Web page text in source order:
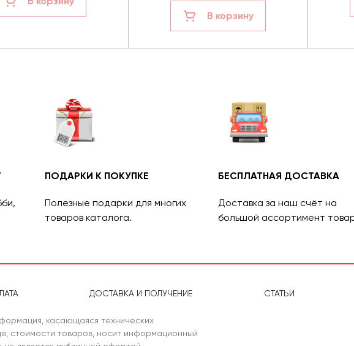
В корзину
ПОДАРКИ К ПОКУПКЕ
Полезные подарки для многих
товаров каталога.
БЕСПЛАТНАЯ ДОСТАВКА
Доставка за наш счёт на
большой ассортимент
ДОСТАВКА И ПОЛУЧЕНИЕ СТАТЬИ
касающаяся технических
стоимости товаров, носит информационный